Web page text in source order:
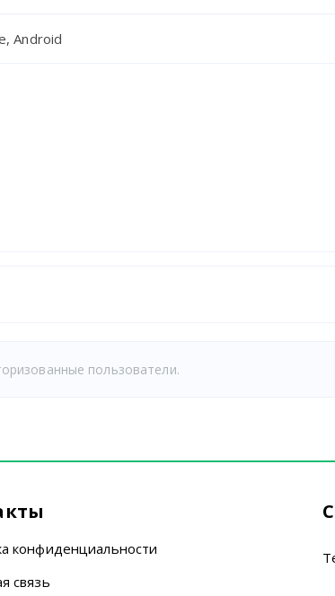
Android
пользователи.
конфиденциальности
связь